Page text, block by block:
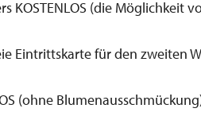
KOSTENLOS (die Möglichkeit
Eintrittskarte für den zweiten
(ohne